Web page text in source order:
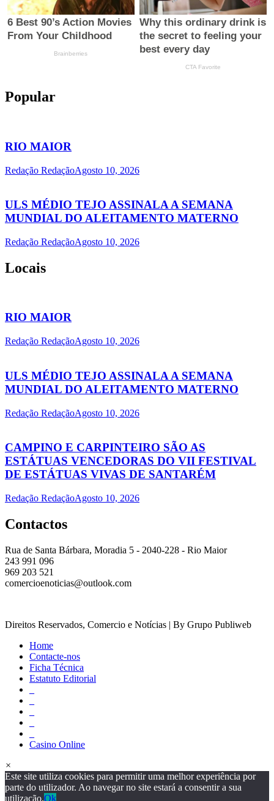
Popular
RIO MAIOR
Redação RedaçãoAgosto 10, 2026
ULS MÉDIO TEJO ASSINALA A SEMANA
MUNDIAL DO ALEITAMENTO MATERNO
Redação RedaçãoAgosto 10, 2026
Locais
RIO MAIOR
Redação RedaçãoAgosto 10, 2026
ULS MÉDIO TEJO ASSINALA A SEMANA
MUNDIAL DO ALEITAMENTO MATERNO
Redação RedaçãoAgosto 10, 2026
CAMPINO E CARPINTEIRO SÃO AS
ESTÁTUAS VENCEDORAS DO VII FESTIVAL
DE ESTÁTUAS VIVAS DE SANTARÉM
Redação RedaçãoAgosto 10, 2026
Contactos
Rua de Santa Bárbara, Moradia 5 - 2040-228 - Rio Maior
243 991 096
969 203 521
comercioenoticias@outlook.com
Direitos Reservados, Comercio e Notícias | By Grupo Publiweb
Home
Contacte-nos
Ficha Técnica
Estatuto Editorial
Casino Online
×
Este site utiliza cookies para permitir uma melhor experiência por
parte do utilizador. Ao navegar no site estará a consentir a sua
utilização.Ok